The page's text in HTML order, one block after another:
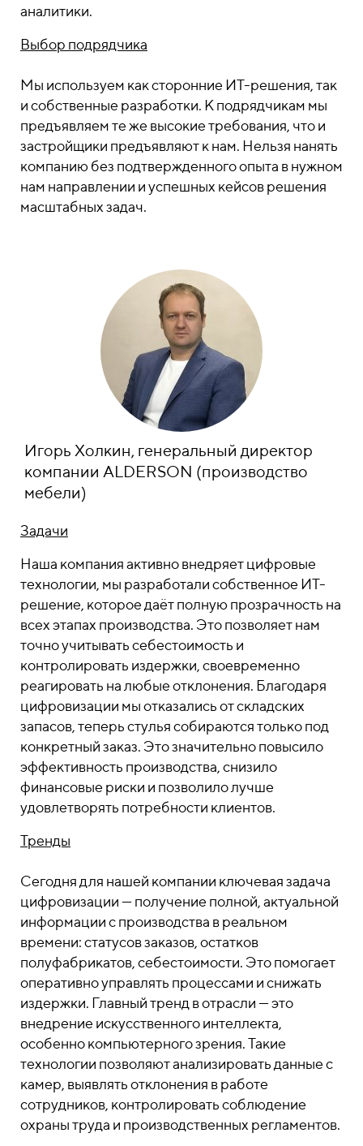
аналитики.
Выбор подрядчика
Мы используем как сторонние ИТ-решения, так
и собственные разработки. К подрядчикам мы
предъявляем те же высокие требования, что и
застройщики предъявляют к нам. Нельзя нанять
компанию без подтвержденного опыта в нужном
нам направлении и успешных кейсов решения
масштабных задач.
Игорь Холкин, генеральный директор
компании ALDERSON (производство
мебели)
Задачи
Наша компания активно внедряет цифровые
технологии, мы разработали собственное ИТ-
решение, которое даёт полную прозрачность на
всех этапах производства. Это позволяет нам
точно учитывать себестоимость и
контролировать издержки, своевременно
реагировать на любые отклонения. Благодаря
цифровизации мы отказались от складских
запасов, теперь стулья собираются только под
конкретный заказ. Это значительно повысило
эффективность производства, снизило
финансовые риски и позволило лучше
удовлетворять потребности клиентов.
Тренды
Сегодня для нашей компании ключевая задача
цифровизации — получение полной, актуальной
информации с производства в реальном
времени: статусов заказов, остатков
полуфабрикатов, себестоимости. Это помогает
оперативно управлять процессами и снижать
издержки. Главный тренд в отрасли — это
внедрение искусственного интеллекта,
особенно компьютерного зрения. Такие
технологии позволяют анализировать данные с
камер, выявлять отклонения в работе
сотрудников, контролировать соблюдение
охраны труда и производственных регламентов.